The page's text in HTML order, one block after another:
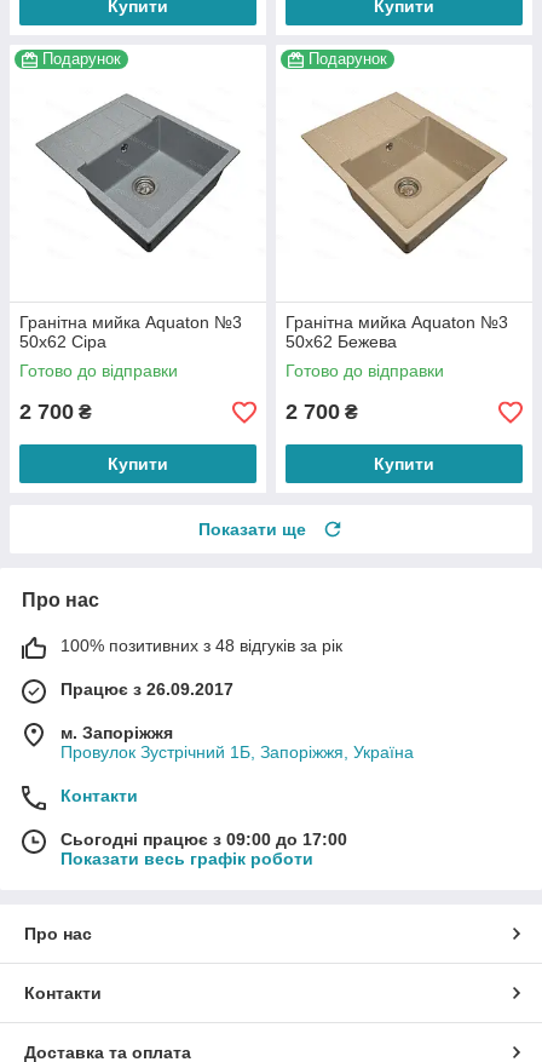
Купити Купити
Подарунок
Гранітна мийка Aquaton №3
50х62 Сіра
Готово до відправки
2 700 ₴
Купити
Подарунок
Гранітна мийка Aquaton №3
50х62 Бежева
Готово до відправки
2 700 ₴
Купити
Показати ще
Про нас
100% позитивних з 48 відгуків за рік
Працює з 26.09.2017
м. Запоріжжя
Провулок Зустрічний 1Б, Запоріжжя, Україна
Контакти
Сьогодні працює з 09:00 до 17:00
Показати весь графік роботи
Про нас
Контакти
Доставка та оплата